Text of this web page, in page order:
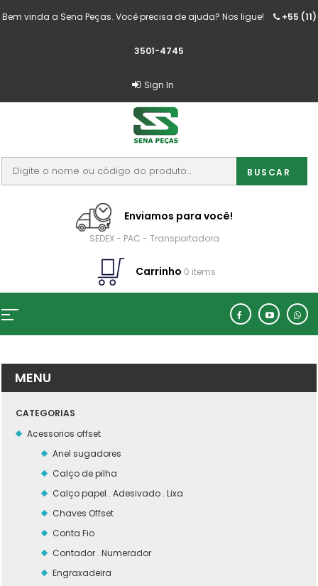
Bem vinda a Sena Peças. Você precisa de ajuda? Nos ligue! +55 (11)
3501-4745
Sign In
Enviamos para você!
SEDEX - PAC - Transportadora
Carrinho 0 items
MENU
CATEGORIAS
Acessorios offset
Anel sugadores
Calço de pilha
Calço papel . Adesivado . Lixa
Chaves Offset
Conta Fio
Contador . Numerador
Engraxadeira